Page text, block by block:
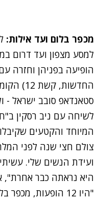
מכפר בלום ועד אילות:
למסע מצפון ועד דרום
הופיעה בפניהן וחזרה
סטאנדאפ סובב ישראל -
לשיחה עם ניב רסקין
המיוחד והקטעים
צולם חצי שנה לפני
ועידת הנשים שלי.
היא נראתה כבר אחרת",
"היו 12 הופעות,